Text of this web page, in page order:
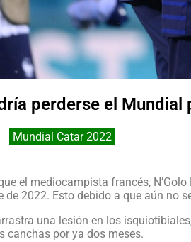
perderse el Mundial
Mundial Catar 2022
el mediocampista francés,
de 2022. Esto debido a que aún no
una lesión en los
canchas por ya dos meses.